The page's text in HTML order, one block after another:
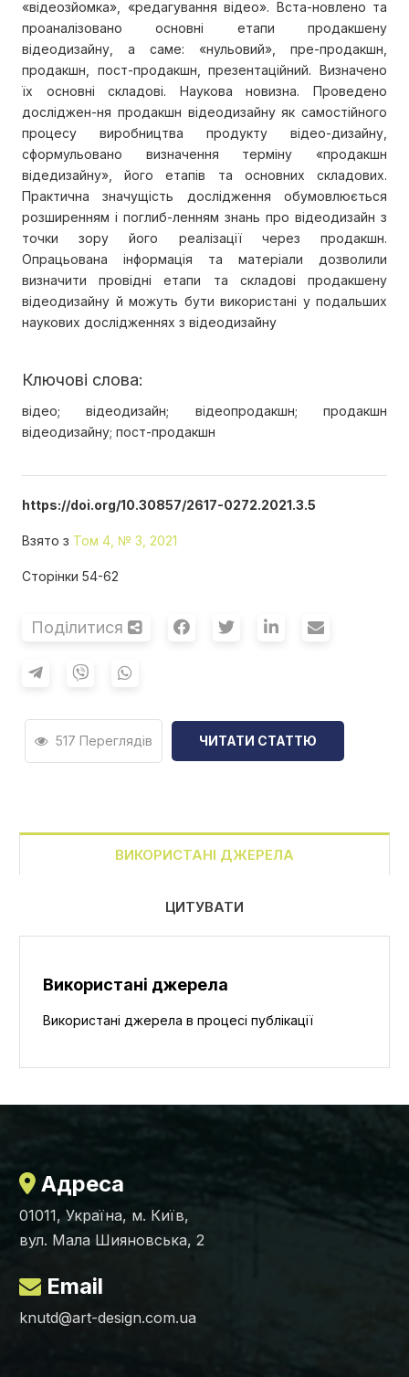
«відеозйомка», «редагування відео». Вста-новлено та
проаналізовано основні етапи продакшену
відеодизайну, а саме: «нульовий», пре-продакшн,
продакшн, пост-продакшн, презентаційний. Визначено
їх основні складові. Наукова новизна. Проведено
досліджен-ня продакшн відеодизайну як самостійного
процесу виробництва продукту відео-дизайну,
сформульовано визначення терміну «продакшн
відедизайну», його етапів та основних складових.
Практична значущість дослідження обумовлюється
розширенням і поглиб-ленням знань про відеодизайн з
точки зору його реалізації через продакшн.
Опрацьована інформація та матеріали дозволили
визначити провідні етапи та складові продакшену
відеодизайну й можуть бути використані у подальших
наукових дослідженнях з відеодизайну
Ключові слова:
відео; відеодизайн; відеопродакшн; продакшн
відеодизайну; пост-продакшн
https://doi.org/10.30857/2617-0272.2021.3.5
Взято з Том 4, № 3, 2021
Сторінки 54-62
Поділитися
517 Переглядів ЧИТАТИ СТАТТЮ
ВИКОРИСТАНІ ДЖЕРЕЛА
ЦИТУВАТИ
Використані джерела
Використані джерела в процесі публікації
Адреса
01011, Україна, м. Київ,
вул. Мала Шияновська, 2
Email
knutd@art-design.com.ua